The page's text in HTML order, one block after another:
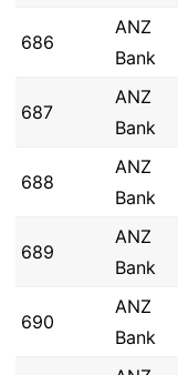
686
ANZ
Bank
687
ANZ
Bank
688
ANZ
Bank
689
ANZ
Bank
690
ANZ
Bank